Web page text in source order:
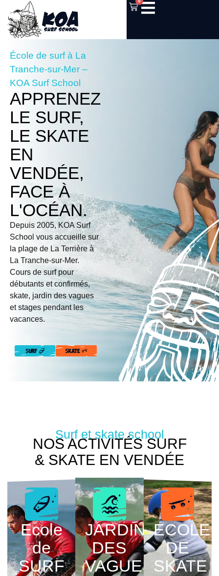
École de surf à La
Tranche-sur-Mer –
KOA Surf School
APPRENEZ
LE SURF,
LE SKATE
EN
VENDÉE,
FACE À
L'OCÉAN.
Depuis 2005, KOA Surf
School vous accueille sur
la plage de La Terrière à
La Tranche-sur-Mer.
Cours de surf pour
débutants et confirmés,
skate, jardin des vagues
et stages pendant les
vacances.
Surf et skate school
NOS ACTIVITÉS SURF
& SKATE EN VENDÉE
Ecole
de
SURF
JARDIN
DES
VAGUES
ECOLE
DE
SKATE